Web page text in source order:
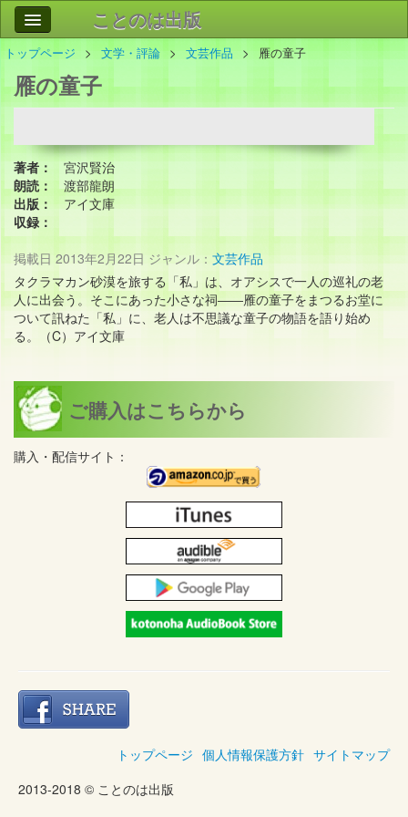
ことのは出版
作品
事業案内
トップページ 文学・評論 文芸作品 雁の童子
雁の童子
著者：
宮沢賢治
朗読：
渡部龍朗
出版：
アイ文庫
収録：
掲載日 2013年2月22日 ジャンル： 文芸作品
タクラマカン砂漠を旅する「私」は、オアシスで一人の巡礼の老
人に出会う。そこにあった小さな祠――雁の童子をまつるお堂に
ついて訊ねた「私」に、老人は不思議な童子の物語を語り始め
る。（C）アイ文庫
ご購入はこちらから
購入・配信サイト：
トップページ 個人情報保護方針 サイトマップ
2013-2018 © ことのは出版